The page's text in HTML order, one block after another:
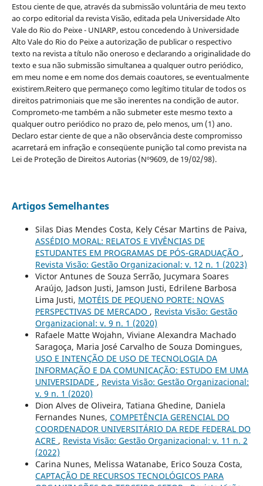
Estou ciente de que, através da submissão voluntária de meu texto
ao corpo editorial da revista Visão, editada pela Universidade Alto
Vale do Rio do Peixe - UNIARP, estou concedendo à Universidade
Alto Vale do Rio do Peixe a autorização de publicar o respectivo
texto na revista a título não oneroso e declarando a originalidade do
texto e sua não submissão simultanea a qualquer outro periódico,
em meu nome e em nome dos demais coautores, se eventualmente
existirem.Reitero que permaneço como legítimo titular de todos os
direitos patrimoniais que me são inerentes na condição de autor.
Comprometo-me também a não submeter este mesmo texto a
qualquer outro periódico no prazo de, pelo menos, um (1) ano.
Declaro estar ciente de que a não observância deste compromisso
acarretará em infração e conseqüente punição tal como prevista na
Lei de Proteção de Direitos Autorias (Nº9609, de 19/02/98).
Artigos Semelhantes
Silas Dias Mendes Costa, Kely César Martins de Paiva,
ASSÉDIO MORAL: RELATOS E VIVÊNCIAS DE
ESTUDANTES EM PROGRAMAS DE PÓS-GRADUAÇÃO ,
Revista Visão: Gestão Organizacional: v. 12 n. 1 (2023)
Victor Antunes de Souza Serrão, Jucymara Soares
Araújo, Jadson Justi, Jamson Justi, Edrilene Barbosa
Lima Justi, MOTÉIS DE PEQUENO PORTE: NOVAS
PERSPECTIVAS DE MERCADO , Revista Visão: Gestão
Organizacional: v. 9 n. 1 (2020)
Rafaele Matte Wojahn, Viviane Alexandra Machado
Saragoça, Maria José Carvalho de Souza Domingues,
USO E INTENÇÃO DE USO DE TECNOLOGIA DA
INFORMAÇÃO E DA COMUNICAÇÃO: ESTUDO EM UMA
UNIVERSIDADE , Revista Visão: Gestão Organizacional:
v. 9 n. 1 (2020)
Dion Alves de Oliveira, Tatiana Ghedine, Daniela
Fernandes Nunes, COMPETÊNCIA GERENCIAL DO
COORDENADOR UNIVERSITÁRIO DA REDE FEDERAL DO
ACRE , Revista Visão: Gestão Organizacional: v. 11 n. 2
(2022)
Carina Nunes, Melissa Watanabe, Erico Souza Costa,
CAPTAÇÃO DE RECURSOS TECNOLÓGICOS PARA